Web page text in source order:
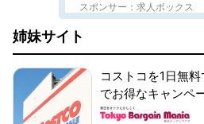
スポンサー：求人ボックス
姉妹サイト
コストコを1日無
でお得なキャンペ